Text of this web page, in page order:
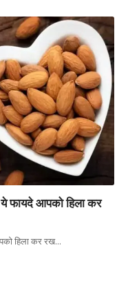
फायदे आपको हिला कर
हिला कर रख…